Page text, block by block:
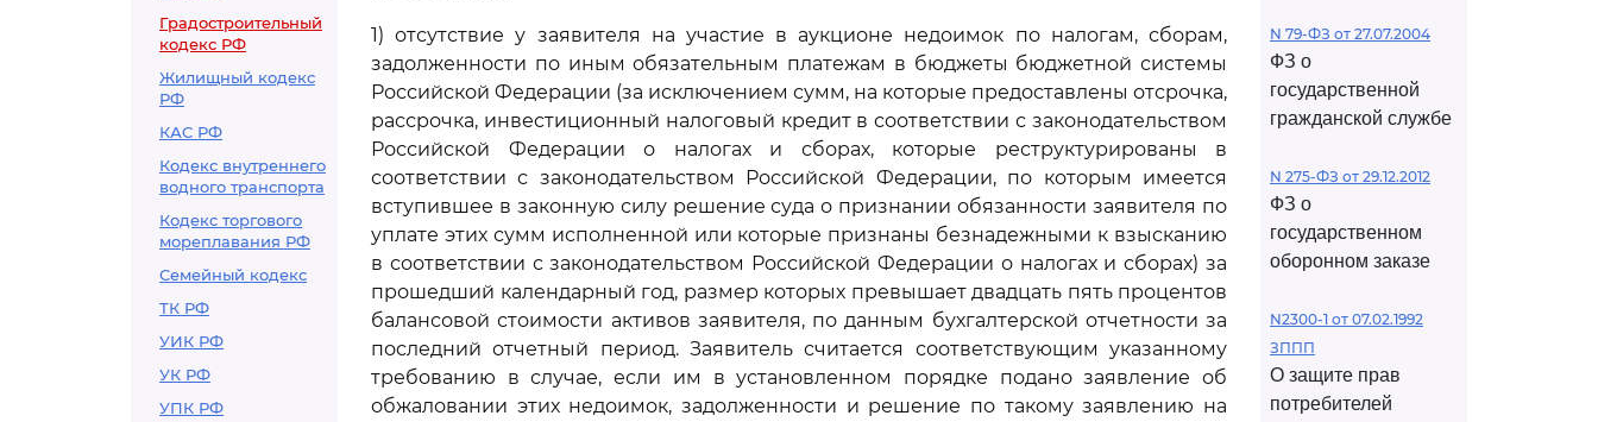
Градостроительный
кодекс РФ
Жилищный кодекс
РФ
КАС РФ
Кодекс внутреннего
водного транспорта
Кодекс торгового
мореплавания РФ
Семейный кодекс
ТК РФ
УИК РФ
УК РФ
УПК РФ
1) отсутствие у заявителя на участие в аукционе недоимок по налогам, сборам,
задолженности по иным обязательным платежам в бюджеты бюджетной системы
Российской Федерации (за исключением сумм, на которые предоставлены отсрочка,
рассрочка, инвестиционный налоговый кредит в соответствии с законодательством
Российской Федерации о налогах и сборах, которые реструктурированы в
соответствии с законодательством Российской Федерации, по которым имеется
вступившее в законную силу решение суда о признании обязанности заявителя по
уплате этих сумм исполненной или которые признаны безнадежными к взысканию
в соответствии с законодательством Российской Федерации о налогах и сборах) за
прошедший календарный год, размер которых превышает двадцать пять процентов
балансовой стоимости активов заявителя, по данным бухгалтерской отчетности за
последний отчетный период. Заявитель считается соответствующим указанному
требованию в случае, если им в установленном порядке подано заявление об
обжаловании этих недоимок, задолженности и решение по такому заявлению на
N 79-ФЗ от 27.07.2004
ФЗ о
государственной
гражданской службе
N 275-ФЗ от 29.12.2012
ФЗ о
государственном
оборонном заказе
N2300-1 от 07.02.1992
ЗППП
О защите прав
потребителей